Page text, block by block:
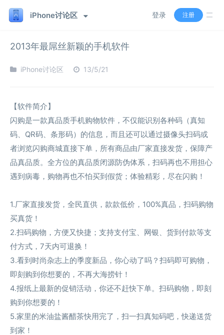
iPhone讨论区 登录 注册
2013年最屌丝新颖的手机软件
iPhone讨论区 13/5/21
【软件简介】
闪购是一款真品质手机购物软件，不仅能识别各种码（真知
码、QR码、条形码）的信息，而且还可以通过摄像头扫码或
者浏览闪购商城直接下单，所有商品由厂家直接发货，保障产
品真品质。全方位的真品质闭源防伪体系，扫码再也不用担心
遇到病毒，购物再也不怕买到假货；体验精彩，尽在闪购！
1.厂家直接发货，全民直供，款款低价，100%真品，扫码购物
买真货！
2.扫码购物，方便又快捷；支持支付宝、网银、货到付款等支
付方式，7天内可退换！
3.看到时尚杂志上的季度新品，你心动了吗？扫码即可购物，
即刻购到你想要的，不再大海捞针！
4.报纸上最新的促销活动，你还不赶快下单。扫码购物，即刻
购到你想要的！
5.家里的米油盐酱醋茶快用完了，扫一扫真知码吧，快递送货
到家！